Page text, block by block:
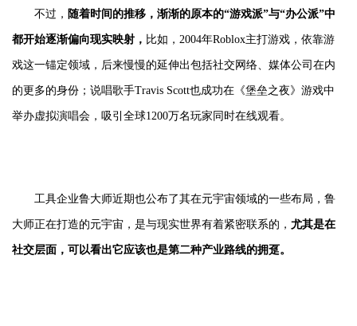
不过， 随着时间的推移，渐渐的原本的“游戏派”与“办公派”中
都开始逐渐偏向现实映射， 比如，2004年Roblox主打游戏，依靠游
戏这一锚定领域，后来慢慢的延伸出包括社交网络、媒体公司在内
的更多的身份；说唱歌手Travis Scott也成功在《堡垒之夜》游戏中
举办虚拟演唱会，吸引全球1200万名玩家同时在线观看。
工具企业鲁大师近期也公布了其在元宇宙领域的一些布局，鲁
大师正在打造的元宇宙，是与现实世界有着紧密联系的， 尤其是在
社交层面，可以看出它应该也是第二种产业路线的拥趸。